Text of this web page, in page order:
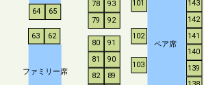
ファミリー席
ペア席
62
63
64 65
78
79
80
81
82
89
90
91
92
93 101
102
103 139
140
141
142
143